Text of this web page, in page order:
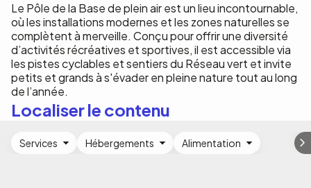
Le Pôle de la Base de plein air est un lieu incontournable,
où les installations modernes et les zones naturelles se
complètent à merveille. Conçu pour offrir une diversité
d’activités récréatives et sportives, il est accessible via
les pistes cyclables et sentiers du Réseau vert et invite
petits et grands à s'évader en pleine nature tout au long
de l’année.
Localiser le contenu
Services Hébergements Alimentation